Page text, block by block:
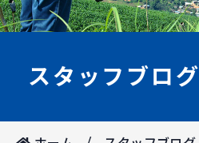
スタッフブログ